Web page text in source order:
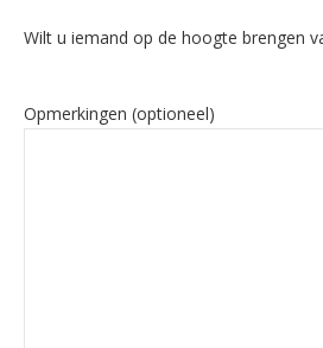
Wilt u iemand op de hoogte brengen
Opmerkingen (optioneel)